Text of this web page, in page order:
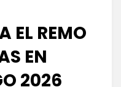
EL REMO
EN
2026